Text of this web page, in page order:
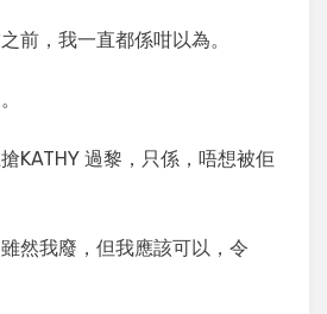
前，我一直都係咁以為。
KATHY 過黎，只係，唔想被佢
然我廢，但我應該可以，令